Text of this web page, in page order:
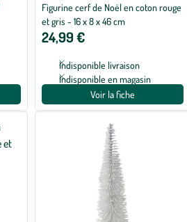
Figurine cerf de Noël en coton rouge
et gris - 16 x 8 x 46 cm
24,99 €
Indisponible livraison
Indisponible en magasin
Voir la fiche